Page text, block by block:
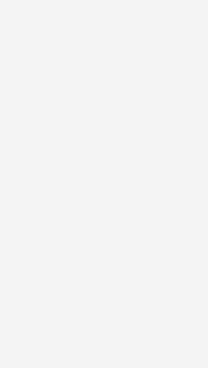
verschwenden möchte, ist bei Paradigma
System benötigt dazu lediglich 20 qm
rund 1.000 Liter fassenden
nur mit 40 bis 60 qm Kollektorfläche in
– 6.000 Liter Warmwasserspeicher
Solaranlage zur Stromerzeugung
Dachfläche meist nicht mehr aus.